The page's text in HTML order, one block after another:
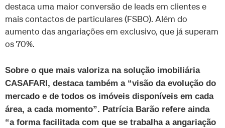
destaca uma maior conversão de leads em clientes e
mais contactos de particulares (FSBO). Além do
aumento das angariações em exclusivo, que já superam
os 70%.
Sobre o que mais valoriza na solução imobiliária
CASAFARI, destaca também a “visão da evolução do
mercado e de todos os imóveis disponíveis em cada
área, a cada momento”. Patrícia Barão refere ainda
“a forma facilitada com que se trabalha a angariação